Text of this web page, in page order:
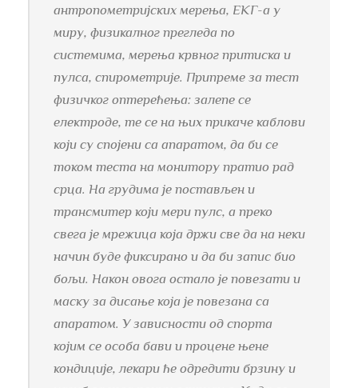
антропометријских мерења, ЕКГ-а у
миру, физикалног прегледа по
системима, мерења крвног притиска и
пулса, спирометрије. Припреме за тест
физичког оптерећења: залепе се
електроде, те се на њих прикаче каблови
који су спојени са апаратом, да би се
током теста на монитору пратио рад
срца. На грудима је постављен и
трансмитер који мери пулс, а преко
свега је мрежица која држи све да на неки
начин буде фиксирано и да би запис био
бољи. Након овога остало је повезати и
маску за дисање која је повезана са
апаратом. У зависности од спорта
којим се особа бави и процене њене
кондиције, лекари ће одредити брзину и